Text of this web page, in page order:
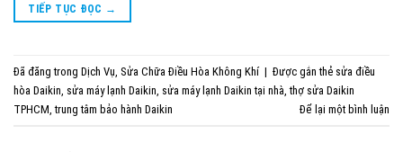
TIẾP TỤC ĐỌC →
Đã đăng trong Dịch Vụ Sửa Chữa Điều Hòa Không Khí | Được gắn thẻ sửa điều
hòa Daikin sửa máy lạnh Daikin sửa máy lạnh Daikin tại nhà ,thợ sửa Daikin
TPHCM ,trung tâm bảo hành Daikin Để lại một bình luận